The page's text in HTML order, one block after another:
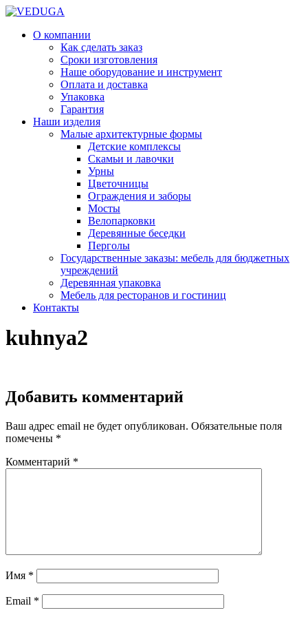
О компании
Как сделать заказ
Сроки изготовления
Наше оборудование и инструмент
Оплата и доставка
Упаковка
Гарантия
Наши изделия
Малые архитектурные формы
Детские комплексы
Скамьи и лавочки
Урны
Цветочницы
Ограждения и заборы
Мосты
Велопарковки
Деревянные беседки
Перголы
Государственные заказы: мебель для бюджетных
учреждений
Деревянная упаковка
Мебель для ресторанов и гостиниц
Контакты
kuhnya2
Добавить комментарий
Ваш адрес email не будет опубликован. Обязательные поля
помечены *
Комментарий *
Имя *
Email *